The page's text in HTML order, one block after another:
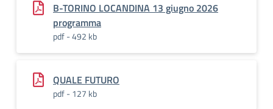
B-TORINO LOCANDINA 13 giugno 2026
programma
pdf - 492 kb
QUALE FUTURO
pdf - 127 kb